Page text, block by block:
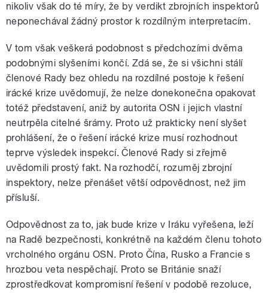
nikoliv však do té míry, že by verdikt zbrojních inspektorů
neponechával žádný prostor k rozdílným interpretacím.
V tom však veškerá podobnost s předchozími dvěma
podobnými slyšeními končí. Zdá se, že si všichni stálí
členové Rady bez ohledu na rozdílné postoje k řešení
irácké krize uvědomují, že nelze donekonečna opakovat
totéž představení, aniž by autorita OSN i jejich vlastní
neutrpěla citelné šrámy. Proto už prakticky není slyšet
prohlášení, že o řešení irácké krize musí rozhodnout
teprve výsledek inspekcí. Členové Rady si zřejmě
uvědomili prostý fakt. Na rozhodčí, rozuměj zbrojní
inspektory, nelze přenášet větší odpovědnost, než jim
přísluší.
Odpovědnost za to, jak bude krize v Iráku vyřešena, leží
na Radě bezpečnosti, konkrétně na každém členu tohoto
vrcholného orgánu OSN. Proto Čína, Rusko a Francie s
hrozbou veta nespěchají. Proto se Británie snaží
zprostředkovat kompromisní řešení v podobě rezoluce,